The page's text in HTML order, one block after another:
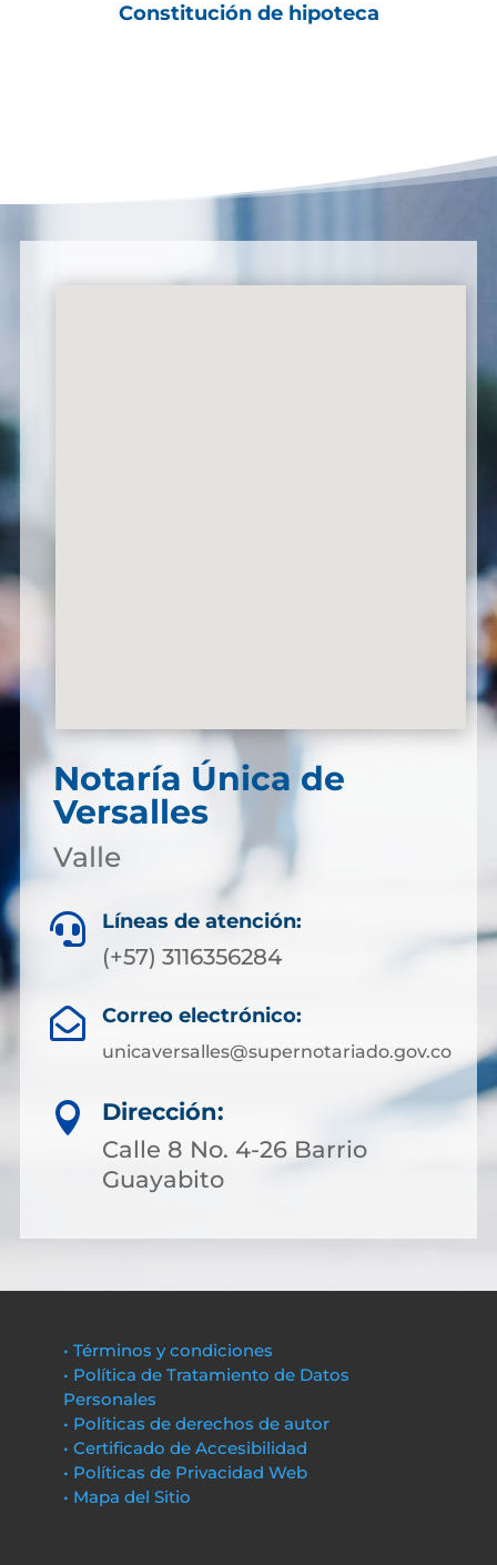
Constitución de hipoteca
Notaría Única de
Versalles
Valle
 Líneas de atención:
(+57) 3116356284
 Correo electrónico:
unicaversalles@supernotariado.gov.co

Dirección:
Calle 8 No. 4-26 Barrio
Guayabito
• Términos y condiciones
• Política de Tratamiento de Datos
Personales
• Políticas de derechos de autor
• Certificado de Accesibilidad
• Políticas de Privacidad Web
• Mapa del Sitio